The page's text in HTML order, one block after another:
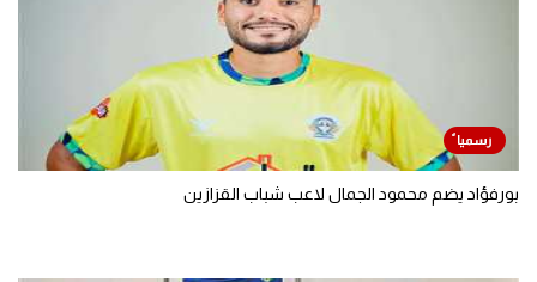
بورفؤاد يضم محمود الجمال لاعب شباب القزازين